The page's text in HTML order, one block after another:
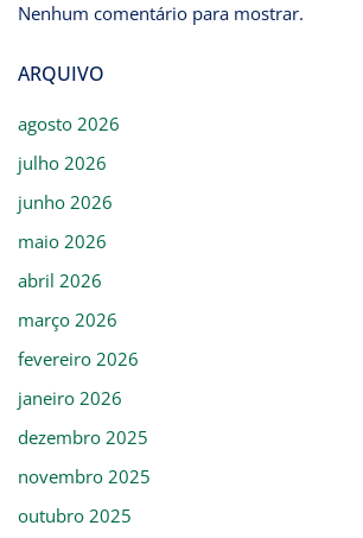
Nenhum comentário para mostrar.
ARQUIVO
agosto 2026
julho 2026
junho 2026
maio 2026
abril 2026
março 2026
fevereiro 2026
janeiro 2026
dezembro 2025
novembro 2025
outubro 2025